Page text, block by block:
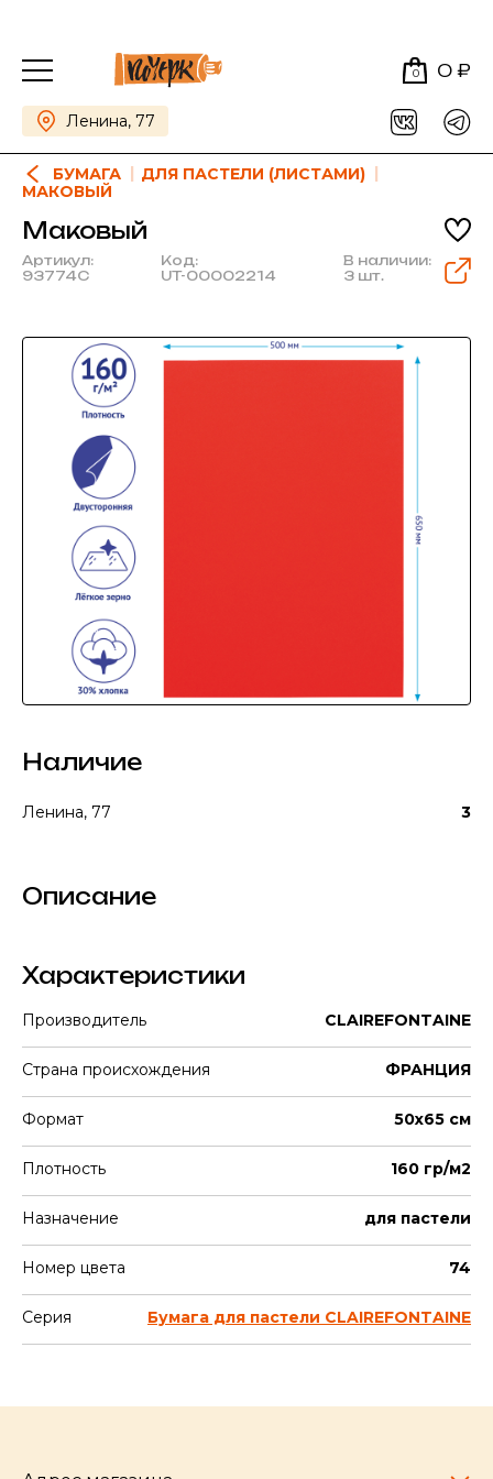
0 0 ₽
Ленина, 77
БУМАГА
ДЛЯ ПАСТЕЛИ (ЛИСТАМИ)
МАКОВЫЙ
Маковый
Артикул:
93774C
Код:
UT-00002214
В наличии:
3 шт.
Наличие
Ленина, 77 3
Описание
Характеристики
Производитель CLAIREFONTAINE
Страна происхождения ФРАНЦИЯ
Формат 50х65 см
Плотность 160 гр/м2
Назначение для пастели
Номер цвета 74
Серия Бумага для пастели CLAIREFONTAINE